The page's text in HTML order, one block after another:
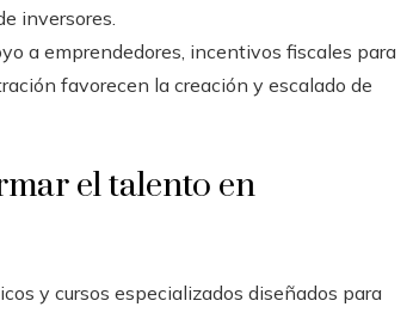
inversores.
a emprendedores, incentivos fiscales para
favorecen la creación y escalado de
el talento en
y cursos especializados diseñados para